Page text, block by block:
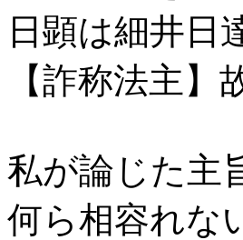
日顕は細井日
【詐称法主
私が論じた主
何ら相容れな